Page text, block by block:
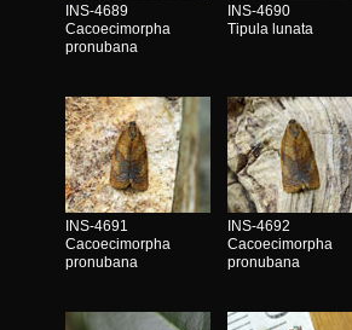
INS-4689
Cacoecimorpha
pronubana
INS-4690
Tipula lunata
INS-4691
Cacoecimorpha
pronubana
INS-4692
Cacoecimorpha
pronubana